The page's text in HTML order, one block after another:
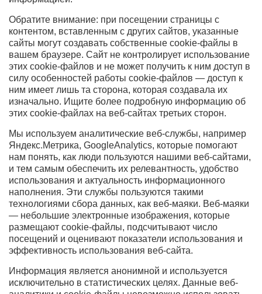
Обратите внимание: при посещении страницы с
контентом, вставленным с других сайтов, указанные
сайты могут создавать собственные cookie-файлы в
вашем браузере. Сайт не контролирует использование
этих cookie-файлов и не может получить к ним доступ в
силу особенностей работы cookie-файлов — доступ к
ним имеет лишь та сторона, которая создавала их
изначально. Ищите более подробную информацию об
этих cookie-файлах на веб-сайтах третьих сторон.
Мы используем аналитические веб-службы, например
Яндекс.Метрика, GoogleAnalytics, которые помогают
нам понять, как люди пользуются нашими веб-сайтами,
и тем самым обеспечить их релевантность, удобство
использования и актуальность информационного
наполнения. Эти службы пользуются такими
технологиями сбора данных, как веб-маяки. Веб-маяки
— небольшие электронные изображения, которые
размещают cookie-файлы, подсчитывают число
посещений и оценивают показатели использования и
эффективность использования веб-сайта.
Информация является анонимной и используется
исключительно в статистических целях. Данные веб-